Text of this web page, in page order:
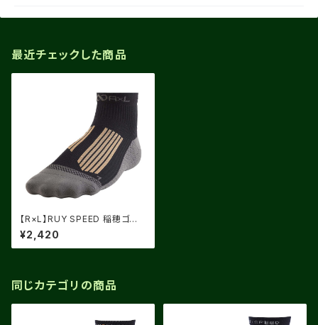
最近チェックした商品
【R×L】RUY SPEED 稲穂ゴー
ルド
¥2,420
同じカテゴリの商品